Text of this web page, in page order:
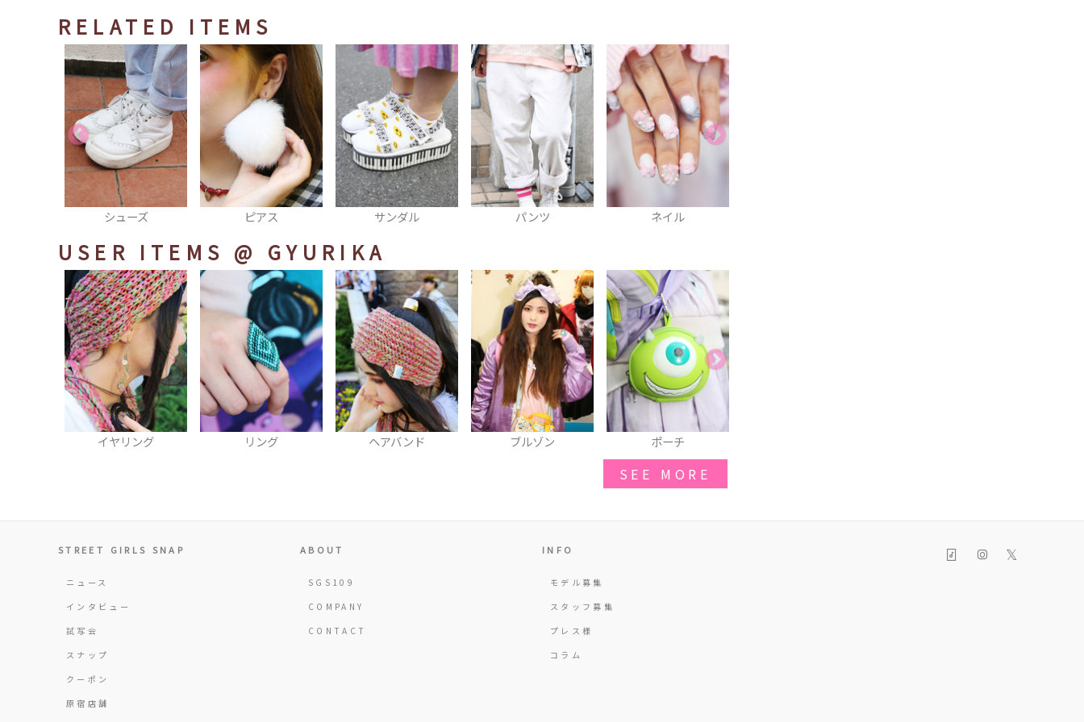
RELATED ITEMS
ピアス サンダル パンツ ネイル ショルダーバッグ
USER ITEMS @ GYURIKA
リング ヘアバンド ブルゾン ポーチ マフラー
SEE MORE
STREET GIRLS SNAP
ニュース
インタビュー
試写会
スナップ
クーポン
原宿店舗
ABOUT
SGS109
COMPANY
CONTACT
INFO
モデル募集
スタッフ募集
プレス様
コラム
𝕏